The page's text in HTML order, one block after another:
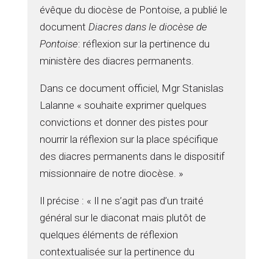
évêque du diocèse de Pontoise, a publié le
document Diacres dans le diocèse de
Pontoise: réflexion sur la pertinence du
ministère des diacres permanents.
Dans ce document officiel, Mgr Stanislas
Lalanne « souhaite exprimer quelques
convictions et donner des pistes pour
nourrir la réflexion sur la place spécifique
des diacres permanents dans le dispositif
missionnaire de notre diocèse. »
Il précise : « Il ne s’agit pas d’un traité
général sur le diaconat mais plutôt de
quelques éléments de réflexion
contextualisée sur la pertinence du